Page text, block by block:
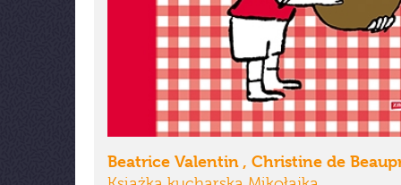
Beatrice Valentin , Christine de